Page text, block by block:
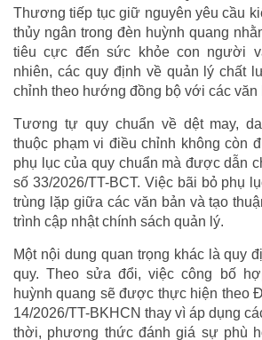
Thương tiếp tục giữ nguyên yêu cầu
thủy ngân trong đèn huỳnh quang
tiêu cực đến sức khỏe con người
nhiên, các quy định về quản lý chất
chỉnh theo hướng đồng bộ với các văn
Tương tự quy chuẩn về dệt may,
thuộc phạm vi điều chỉnh không còn
phụ lục của quy chuẩn mà được dẫn
số 33/2026/TT-BCT. Việc bãi bỏ phụ
trùng lặp giữa các văn bản và tạo
trình cập nhật chính sách quản lý.
Một nội dung quan trọng khác là quy
quy. Theo sửa đổi, việc công bố
huỳnh quang sẽ được thực hiện theo
14/2026/TT-BKHCN thay vì áp dụng
thời, phương thức đánh giá sự phù